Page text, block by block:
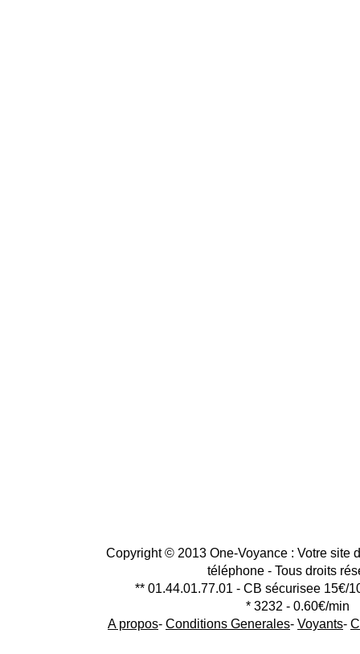
Copyright © 2013 One-Voyance : Votre site
téléphone - Tous droits
** 01.44.01.77.01 - CB sécurisee 15€/
* 3232 - 0.60€/min
A propos- Conditions Generales- Voyants-